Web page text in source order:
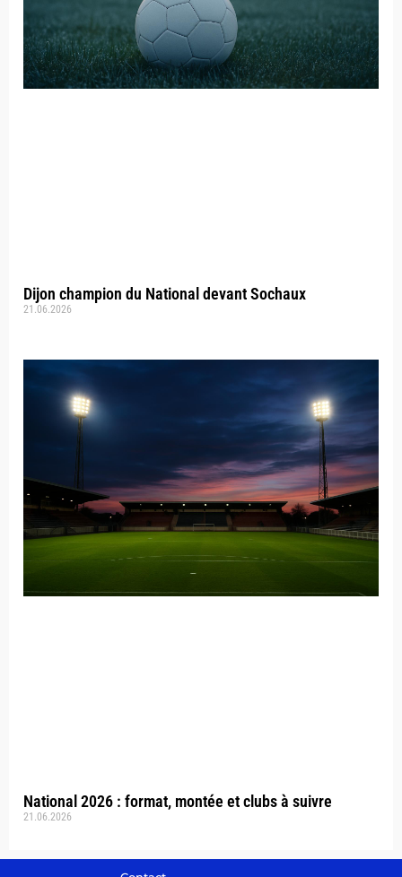
Dijon champion du National devant Sochaux
21.06.2026
National 2026 : format, montée et clubs à suivre
21.06.2026